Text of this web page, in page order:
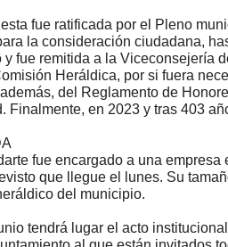
fue ratificada por el Pleno
la consideración ciudadana,
y fue remitida a la Viceconsejería
Heráldica, por si fuera
del Reglamento de
Finalmente, en 2023 y tras 403
fue encargado a una
que llegue el lunes. Su
del municipio.
tendrá lugar el acto